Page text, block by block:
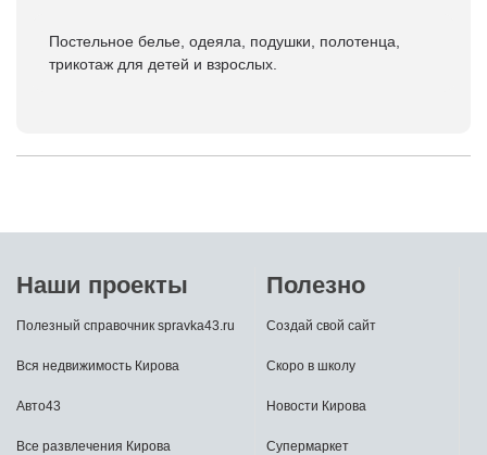
Постельное белье, одеяла, подушки, полотенца,
трикотаж для детей и взрослых.
Наши проекты
Полезный справочник spravka43.ru
Вся недвижимость Кирова
Авто43
Все развлечения Кирова
Полезно
Создай свой сайт
Скоро в школу
Новости Кирова
Супермаркет